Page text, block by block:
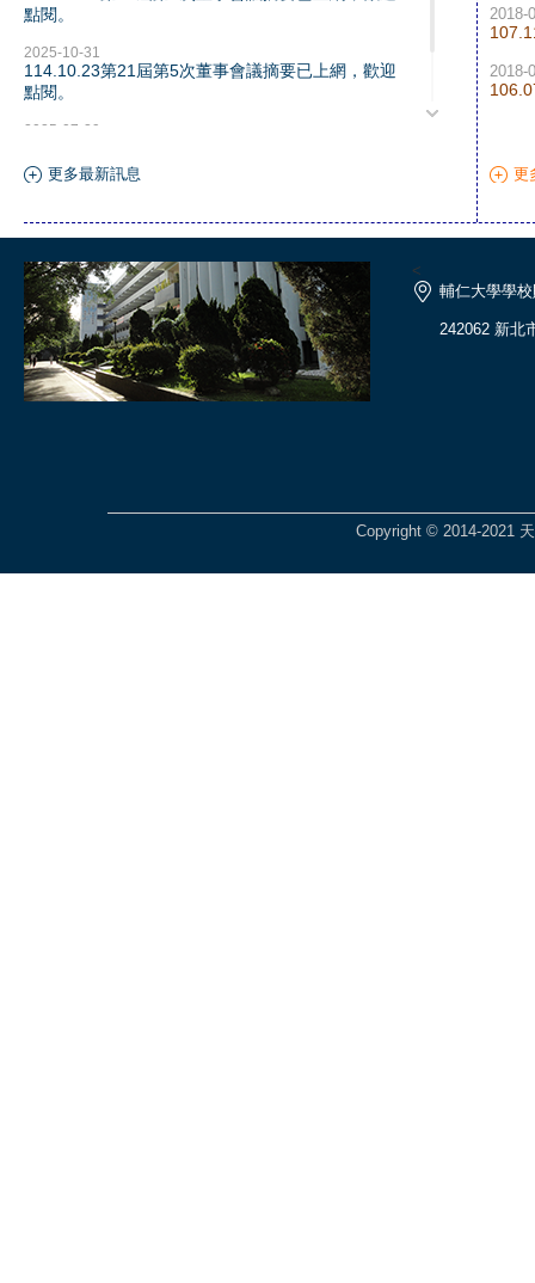
點閱。
2025-10-31
114.10.23第21屆第5次董事會議摘要已上網，歡迎
點閱。
2025-07-29
點閱。更多最新訊息
2018-
2018-
更
<
輔仁大學學
242062 新北
Copyright © 2014-2021